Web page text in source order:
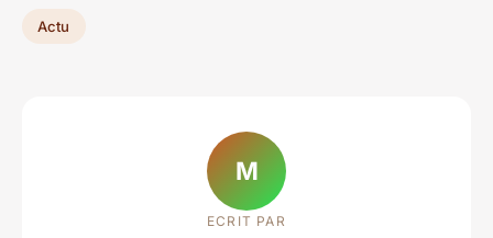
Actu
M
ECRIT PAR